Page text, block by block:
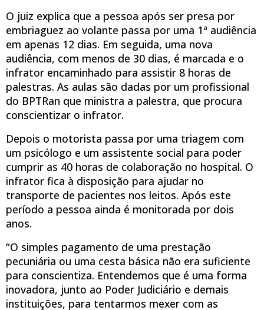
O juiz explica que a pessoa após ser presa por
embriaguez ao volante passa por uma 1ª audiência
em apenas 12 dias. Em seguida, uma nova
audiência, com menos de 30 dias, é marcada e o
infrator encaminhado para assistir 8 horas de
palestras. As aulas são dadas por um profissional
do BPTRan que ministra a palestra, que procura
conscientizar o infrator.
Depois o motorista passa por uma triagem com
um psicólogo e um assistente social para poder
cumprir as 40 horas de colaboração no hospital. O
infrator fica à disposição para ajudar no
transporte de pacientes nos leitos. Após este
período a pessoa ainda é monitorada por dois
anos.
“O simples pagamento de uma prestação
pecuniária ou uma cesta básica não era suficiente
para conscientiza. Entendemos que é uma forma
inovadora, junto ao Poder Judiciário e demais
instituições, para tentarmos mexer com as